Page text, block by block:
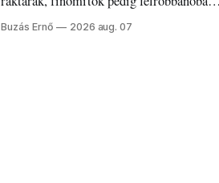
Akárcsak az ukrán népharag, amikor
elégedetlen vezetőivel.
Buzás Ernő 2026 aug. 07